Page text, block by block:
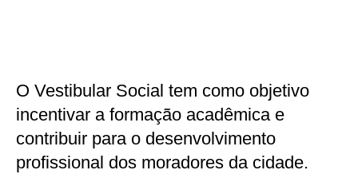
O Vestibular Social tem como objetivo
incentivar a formação acadêmica e
contribuir para o desenvolvimento
profissional dos moradores da cidade.